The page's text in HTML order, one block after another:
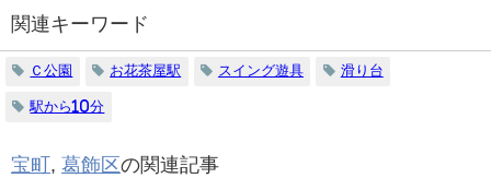
関連キーワード
Ｃ公園 お花茶屋駅 スイング遊具 滑り台
駅から10分
宝町 , 葛飾区の関連記事